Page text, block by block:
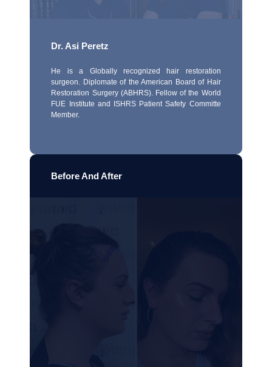
Dr. Asi Peretz
He is a Globally recognized hair restoration
surgeon. Diplomate of the American Board of Hair
Restoration Surgery (ABHRS). Fellow of the World
FUE Institute and ISHRS Patient Safety Committe
Member.
Before And After